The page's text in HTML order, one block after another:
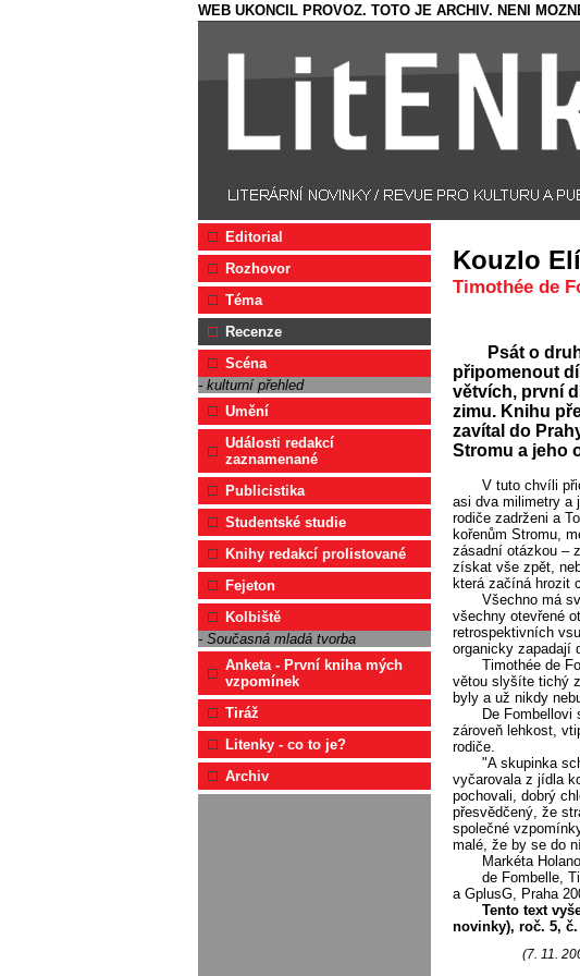
WEB UKONCIL PROVOZ. TOTO JE ARCHIV. NENI
Editorial
Rozhovor
Téma
Recenze
Scéna
- kulturní přehled
Umění
Události redakcí
zaznamenané
Publicistika
Studentské studie
Knihy redakcí prolistované
Fejeton
Kolbiště
- Současná mladá tvorba
Anketa - První kniha mých
vzpomínek
Tiráž
Litenky - co to je?
Archiv
Kouzlo
Timothée de
Psát o
připomenout
větvích, první
zimu. Knihu
zavítal do
Stromu a jeho
V tuto chvíli
asi dva milimetry a
rodiče zadrženi a
kořenům Stromu,
zásadní otázkou –
získat vše zpět,
která začíná hrozit
Všechno má
všechny otevřené
retrospektivních
organicky zapadají
Timothée de
větou slyšíte tichý
byly a už nikdy
De Fombellovi
zároveň lehkost,
rodiče.
"A skupinka
vyčarovala z jídla
pochovali, dobrý
přesvědčený, že
společné
malé, že by se do
Markéta
de Fombelle,
a GplusG, Praha
Tento text
novinky), roč. 5, č.
(7. 11.